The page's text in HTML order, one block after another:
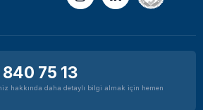
Taşıma İçin Adımlar
Lokasyonlu Sunucularda Yüksek
Datacasa Veri Merkezi İle
Hosting
75 13
hakkında daha detaylı bilgi almak için hemen